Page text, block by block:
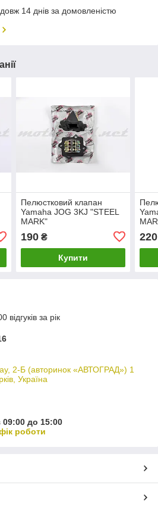
14 днів за домовленістю
Пелюстковий клапан
Yamaha JOG 3KJ "STEEL
MARK"
190₴
Купити
220
за рік
2-Б (авторинок «АВТОГРАД») 1
Україна
09:00 до 15:00
роботи